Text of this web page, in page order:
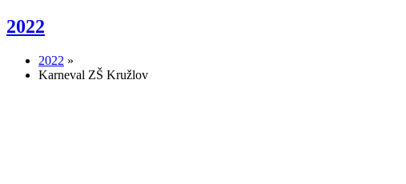
2022
2022 »
Karneval ZŠ Kružlov